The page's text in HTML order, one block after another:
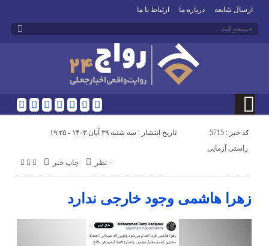
ارسال شایعه درباره ما ارتباط با ما
کد خبر : 5715 تاریخ انتشار : سه شنبه ۲۹ آبان ۱۴۰۳ - ۱۹:۲۵
چاپ خبر ۰ نظر
راستی آزمایی
زهرا هاشمی وجود خارجی ندارد